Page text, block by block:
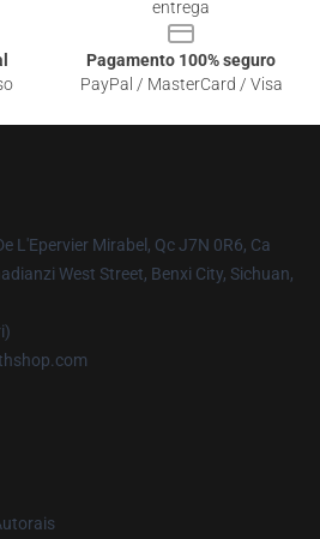
entrega
Pagamento 100% seguro
PayPal / MasterCard / Visa
L'Epervier Mirabel, Qc J7N 0R6, Ca
West Street, Benxi City, Sichuan,